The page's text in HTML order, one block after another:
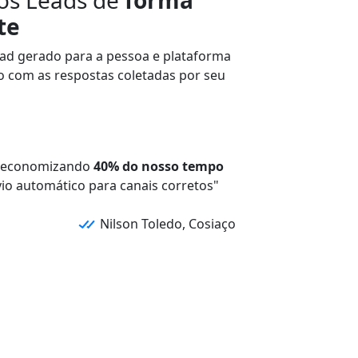
gerado para a pessoa e plataforma
com as respostas coletadas por seu
40% do nosso tempo
automático para canais corretos"
Nilson Toledo, Cosiaço